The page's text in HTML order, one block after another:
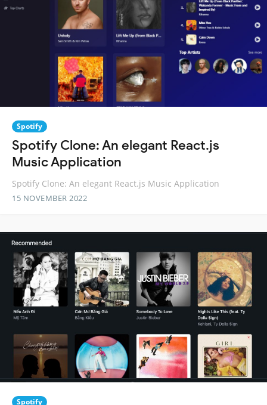
Spotify
Spotify Clone: An elegant React.js
Music Application
Spotify Clone: An elegant React.js Music Application
15 NOVEMBER 2022
Spotify